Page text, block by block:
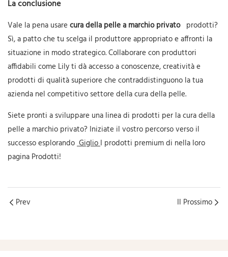
La conclusione
Vale la pena usare cura della pelle a marchio privato prodotti?
Sì, a patto che tu scelga il produttore appropriato e affronti la
situazione in modo strategico. Collaborare con produttori
affidabili come Lily ti dà accesso a conoscenze, creatività e
prodotti di qualità superiore che contraddistinguono la tua
azienda nel competitivo settore della cura della pelle.
Siete pronti a sviluppare una linea di prodotti per la cura della
pelle a marchio privato? Iniziate il vostro percorso verso il
successo esplorandoGiglioI prodotti premium di nella loro
pagina Prodotti!
Prev Il Prossimo